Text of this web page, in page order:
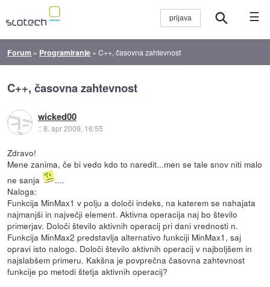
☰
Forum » Programiranje »C++, časovna zahtevnost
C++, časovna zahtevnost
wicked00
::8. apr 2009, 16:55
Zdravo!
Mene zanima, če bi vedo kdo to naredit...men se tale snov niti malo
ne sanja
....
Naloga:
Funkcija MinMax1 v polju a določi indeks, na katerem se nahajata
najmanjši in največji element. Aktivna operacija naj bo število
primerjav. Določi število aktivnih operacij pri dani vrednosti n.
Funkcija MinMax2 predstavlja alternativo funkciji MinMax1, saj
opravi isto nalogo. Določi število aktivnih operacij v najboljšem in
najslabšem primeru. Kakšna je povprečna časovna zahtevnost
funkcije po metodi štetja aktivnih operacij?